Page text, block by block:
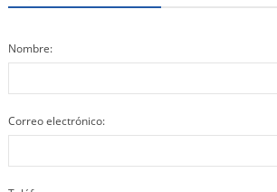
Nombre:
Correo electrónico: